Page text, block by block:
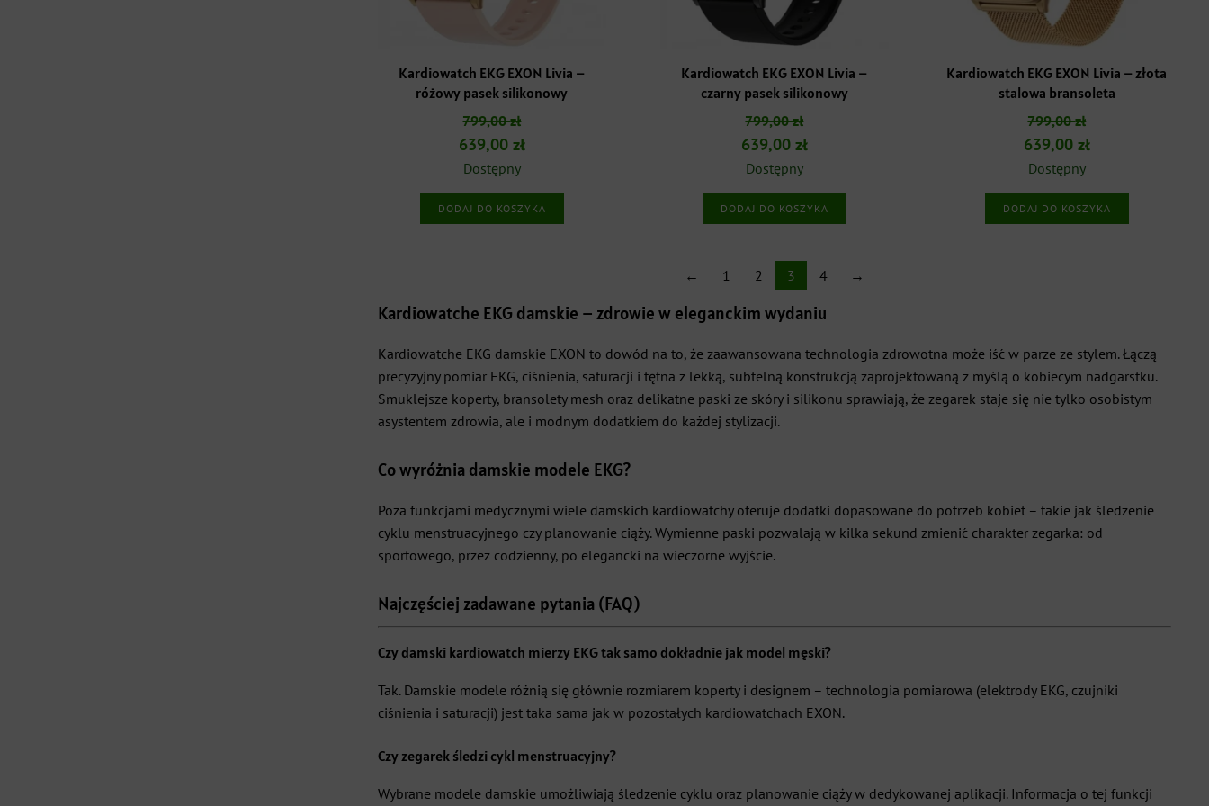
Kardiowatch EKG EXON Livia –
różowy pasek silikonowy
799,00zł
Pierwotna
cena
wynosiła:
799,00 zł.
639,00 złAktualna
wynosi:
639,00 zł.
Dostępny
DODAJ DO KOSZYKA
Kardiowatch EKG EXON Livia –
czarny pasek silikonowy
799,00zł
Pierwotna
cena
wynosiła:
799,00 zł.
639,00 złAktualna
wynosi:
639,00 zł.
Dostępny
DODAJ DO KOSZYKA
Kardiowatch EKG EXON Livia – złota
stalowa bransoleta
799,00zł
Pierwotna
cena
wynosiła:
799,00 zł.
639,00 złAktualna
wynosi:
639,00 zł.
Dostępny
DODAJ DO KOSZYKA
← 1 2 3 4 →
Kardiowatche EKG damskie – zdrowie w eleganckim wydaniu
Kardiowatche EKG damskie EXON to dowód na to, że zaawansowana technologia zdrowotna może iść w parze ze stylem. Łączą
precyzyjny pomiar EKG, ciśnienia, saturacji i tętna z lekką, subtelną konstrukcją zaprojektowaną z myślą o kobiecym nadgarstku.
Smuklejsze koperty, bransolety mesh oraz delikatne paski ze skóry i silikonu sprawiają, że zegarek staje się nie tylko osobistym
asystentem zdrowia, ale i modnym dodatkiem do każdej stylizacji.
Co wyróżnia damskie modele EKG?
Poza funkcjami medycznymi wiele damskich kardiowatchy oferuje dodatki dopasowane do potrzeb kobiet – takie jak śledzenie
cyklu menstruacyjnego czy planowanie ciąży. Wymienne paski pozwalają w kilka sekund zmienić charakter zegarka: od
sportowego, przez codzienny, po elegancki na wieczorne wyjście.
Najczęściej zadawane pytania (FAQ)
Czy damski kardiowatch mierzy EKG tak samo dokładnie jak model męski?
Tak. Damskie modele różnią się głównie rozmiarem koperty i designem – technologia pomiarowa (elektrody EKG, czujniki
ciśnienia i saturacji) jest taka sama jak w pozostałych kardiowatchach EXON.
Czy zegarek śledzi cykl menstruacyjny?
Wybrane modele damskie umożliwiają śledzenie cyklu oraz planowanie ciąży w dedykowanej aplikacji. Informacja o tej funkcji